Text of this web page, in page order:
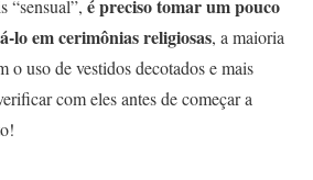
“sensual”, é preciso tomar um pouco
lo em cerimônias religiosas, a maioria
o uso de vestidos decotados e mais
com eles antes de começar a